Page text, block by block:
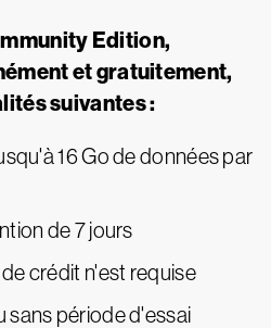
Edition,
et gratuitement,
suivantes :
16 Go de données par
de 7 jours
crédit n'est requise
sans période d'essai